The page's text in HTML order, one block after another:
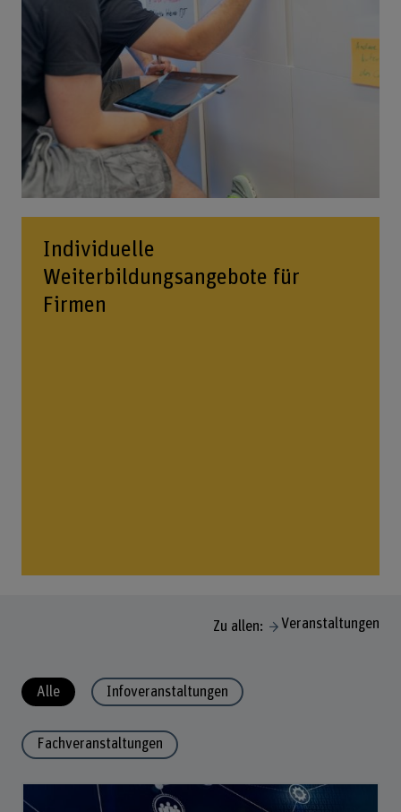
Individuelle
Weiterbildungsangebote für
Firmen
Zu allen: Veranstaltungen
Alle Infoveranstaltungen
Fachveranstaltungen